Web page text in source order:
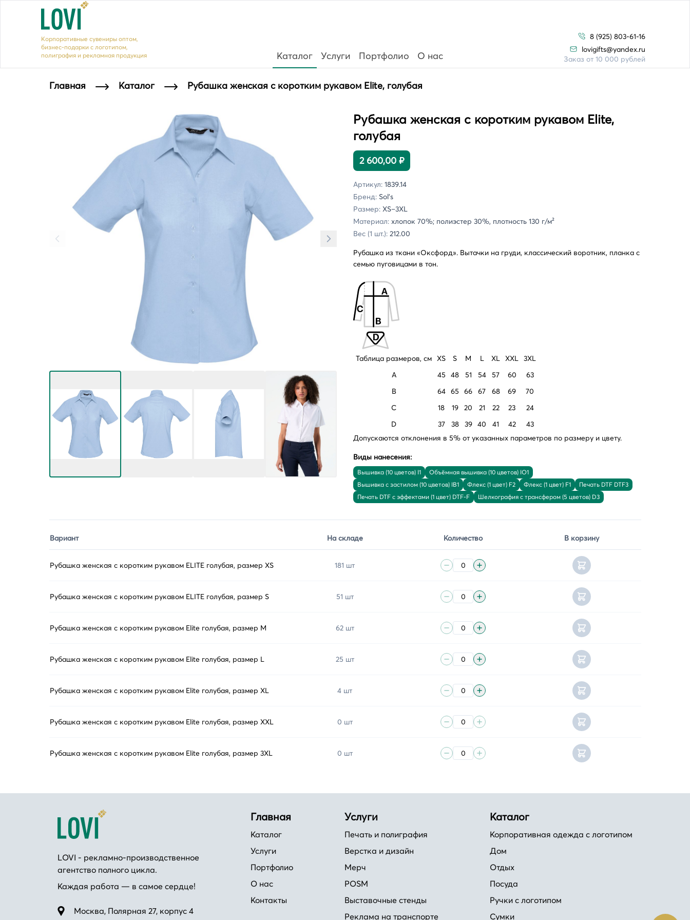
Корпоративные сувениры оптом,
бизнес-подарки с логотипом,
полиграфия и рекламная продукция
Каталог Услуги Портфолио О нас
8 (925) 803-61-16
lovigifts@yandex.ru
Заказ от 10 000 рублей
Главная Каталог Рубашка женская с коротким рукавом Elite, голубая
Рубашка женская с коротким рукавом Elite,
голубая
2 600,00 ₽
Артикул: 1839.14
Бренд: Sol's
Размер: XS–3XL
Материал: хлопок 70%; полиэстер 30%, плотность 130 г/м²
Вес (1 шт.): 212.00
Рубашка из ткани «Оксфорд». Вытачки на груди, классический воротник, планка с
семью пуговицами в тон.
Таблица размеров, см XS S M L XL XXL 3XL
A
45 48 51 54 57 60
63
B
64 65 66 67 68 69
70
C
18 19 20 21 22 23
24
D
37 38 39 40 41 42
43
Допускаются отклонения в 5% от указанных параметров по размеру и цвету.
Виды нанесения:
Вышивка (10 цветов) I1
Объёмная вышивка (10 цветов) IO1
Вышивка с застилом (10 цветов) IB1
Флекс (1 цвет) F2 Флекс (1 цвет) F1
Печать DTF DTF3
Печать DTF с эффектами (1 цвет) DTF-F
Шелкография с трансфером (5 цветов) D3
Вариант На складе Количество В корзину
Рубашка женская с коротким рукавом ELITE голубая, размер XS 181 шт
Рубашка женская с коротким рукавом ELITE голубая, размер S 51 шт
Рубашка женская с коротким рукавом Elite голубая, размер M 62 шт
Рубашка женская с коротким рукавом Elite голубая, размер L 25 шт
Рубашка женская с коротким рукавом Elite голубая, размер XL 4 шт
Рубашка женская с коротким рукавом Elite голубая, размер XXL 0 шт
Рубашка женская с коротким рукавом Elite голубая, размер 3XL 0 шт
LOVI - рекламно-производственное
агентство полного цикла.
Каждая работа — в самое сердце!
Москва, Полярная 27, корпус 4
Главная
Каталог
Услуги
Портфолио
О нас
Контакты
Услуги
Печать и полиграфия
Верстка и дизайн
Мерч
POSM
Выставочные стенды
Реклама на транспорте
Каталог
Корпоративная одежда с логотипом
Дом
Отдых
Посуда
Ручки с логотипом
Сумки